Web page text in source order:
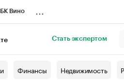
Вино
Стать экспертом
Финансы Недвижимость